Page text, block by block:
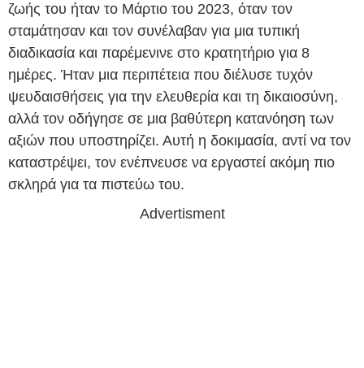
ζωής του ήταν το Μάρτιο του 2023, όταν τον
σταμάτησαν και τον συνέλαβαν για μια τυπική
διαδικασία και παρέμενινε στο κρατητήριο για 8
ημέρες. Ήταν μια περιπέτεια που διέλυσε τυχόν
ψευδαισθήσεις για την ελευθερία και τη δικαιοσύνη,
αλλά τον οδήγησε σε μια βαθύτερη κατανόηση των
αξιών που υποστηρίζει. Αυτή η δοκιμασία, αντί να τον
καταστρέψει, τον ενέπνευσε να εργαστεί ακόμη πιο
σκληρά για τα πιστεύω του.
Advertisment